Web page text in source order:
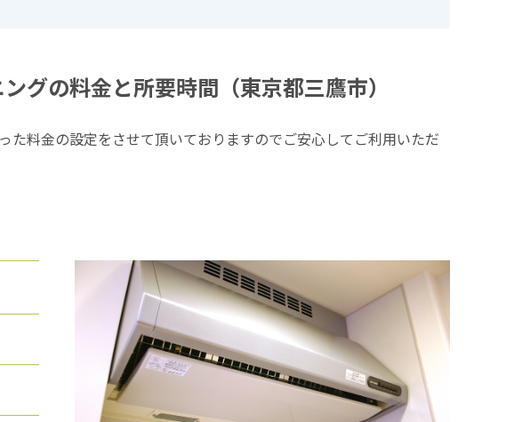
グの料金と所要時間（東京都三鷹市）
料金の設定をさせて頂いておりますのでご安心してご利用いただ